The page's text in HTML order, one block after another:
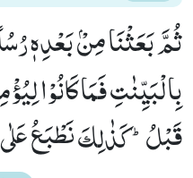
ثُمَّ بَعَثْنَا مِنْۢ بَعْدِهٖ
بِالْبَیِّنٰتِ فَمَا كَانُوْا
قَبْلُؕ-كَذٰلِكَ نَطْبَعُ عَلٰى